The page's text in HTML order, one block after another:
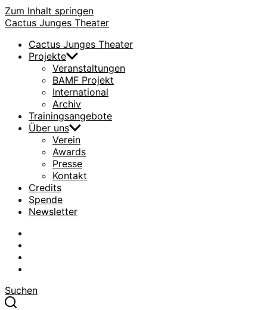
Zum Inhalt springen
Cactus Junges Theater
Cactus Junges Theater
Projekte
Veranstaltungen
BAMF Projekt
International
Archiv
Trainingsangebote
Über uns
Verein
Awards
Presse
Kontakt
Credits
Spende
Newsletter
Suchen